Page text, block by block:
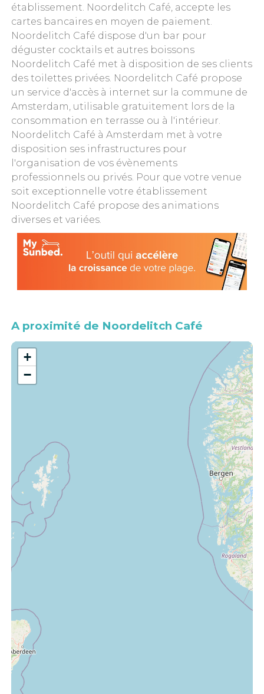
établissement. Noordelitch Café, accepte les
cartes bancaires en moyen de paiement.
Noordelitch Café dispose d'un bar pour
déguster cocktails et autres boissons
Noordelitch Café met à disposition de ses clients
des toilettes privées. Noordelitch Café propose
un service d'accès à internet sur la commune de
Amsterdam, utilisable gratuitement lors de la
consommation en terrasse ou à l'intérieur.
Noordelitch Café à Amsterdam met à votre
disposition ses infrastructures pour
l'organisation de vos évènements
professionnels ou privés. Pour que votre venue
soit exceptionnelle votre établissement
Noordelitch Café propose des animations
diverses et variées.
A proximité de Noordelitch Café
+
−